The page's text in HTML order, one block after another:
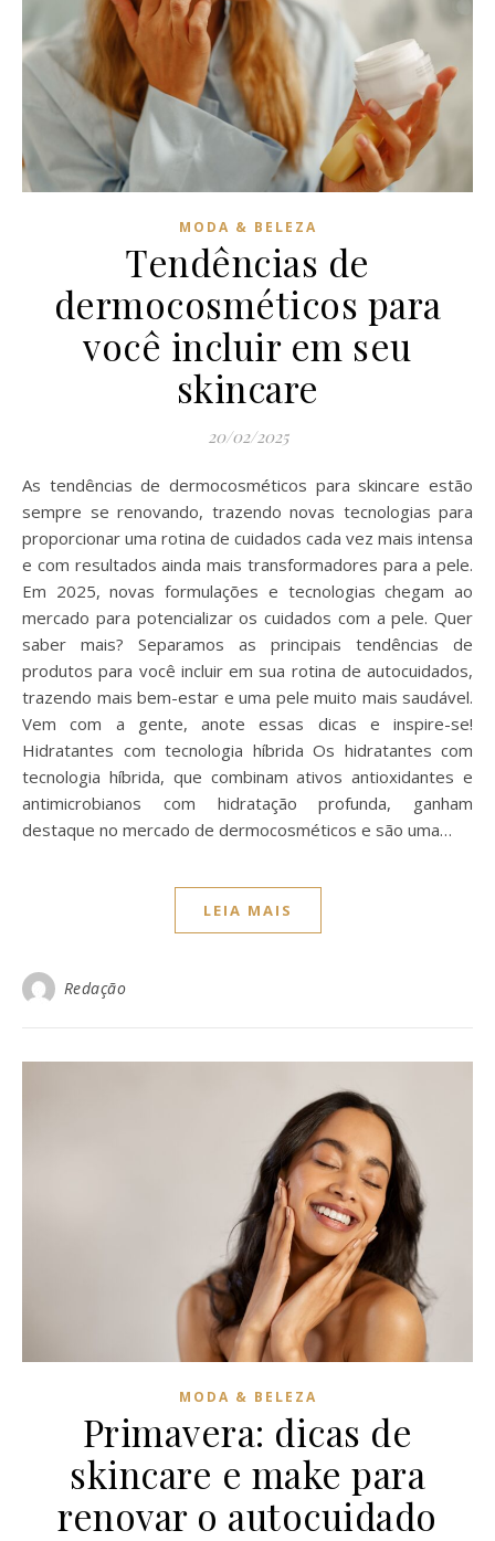
MODA & BELEZA
Tendências de
dermocosméticos para
você incluir em seu
skincare
20/02/2025
As tendências de dermocosméticos para skincare estão
sempre se renovando, trazendo novas tecnologias para
proporcionar uma rotina de cuidados cada vez mais intensa
e com resultados ainda mais transformadores para a pele.
Em 2025, novas formulações e tecnologias chegam ao
mercado para potencializar os cuidados com a pele. Quer
saber mais? Separamos as principais tendências de
produtos para você incluir em sua rotina de autocuidados,
trazendo mais bem-estar e uma pele muito mais saudável.
Vem com a gente, anote essas dicas e inspire-se!
Hidratantes com tecnologia híbrida Os hidratantes com
tecnologia híbrida, que combinam ativos antioxidantes e
antimicrobianos com hidratação profunda, ganham
destaque no mercado de dermocosméticos e são uma…
LEIA MAIS
Redação
MODA & BELEZA
Primavera: dicas de
skincare e make para
renovar o autocuidado